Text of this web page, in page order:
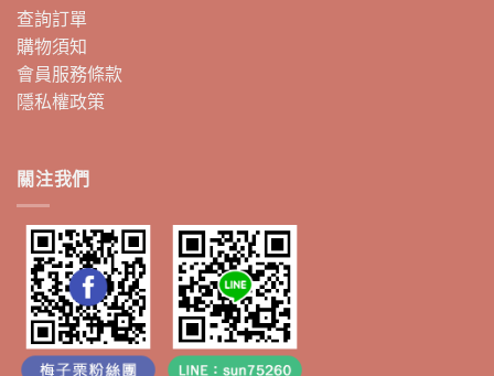
查詢訂單
購物須知
會員服務條款
隱私權政策
關注我們